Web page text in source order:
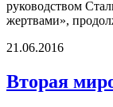
руководством
жертвами»,
21.06.2016
Вторая